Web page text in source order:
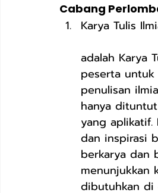
Cabang
Salah
adalah Karya
peserta
penulisan
hanya
yang aplikatif.
dan inspirasi
berkarya dan
menunjukkan
dibutuhkan di